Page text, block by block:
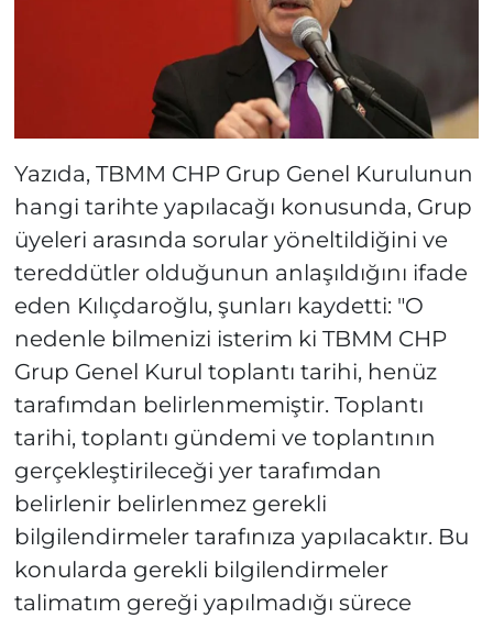
Yazıda, TBMM CHP Grup Genel Kurulunun
hangi tarihte yapılacağı konusunda, Grup
üyeleri arasında sorular yöneltildiğini ve
tereddütler olduğunun anlaşıldığını ifade
eden Kılıçdaroğlu, şunları kaydetti: "O
nedenle bilmenizi isterim ki TBMM CHP
Grup Genel Kurul toplantı tarihi, henüz
tarafımdan belirlenmemiştir. Toplantı
tarihi, toplantı gündemi ve toplantının
gerçekleştirileceği yer tarafımdan
belirlenir belirlenmez gerekli
bilgilendirmeler tarafınıza yapılacaktır. Bu
konularda gerekli bilgilendirmeler
talimatım gereği yapılmadığı sürece